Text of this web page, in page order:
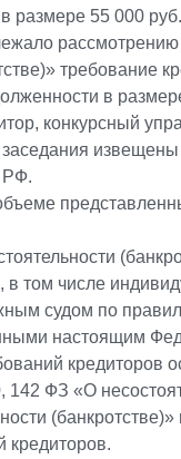
размере 55 000 руб.
в
конкурсный
заседания
РФ.
в том числе
судом по
настоящим
кредиторов
142 ФЗ «О
кредиторов.